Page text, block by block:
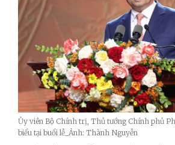
Ủy viên Bộ Chính trị, Thủ tướng Chính phủ
biểu tại buổi lễ_Ảnh: Thành Nguyễn